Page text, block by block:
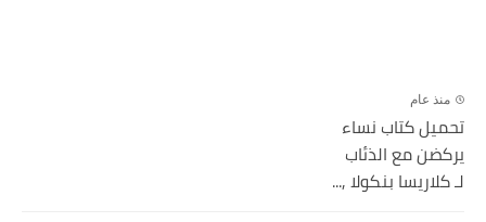
منذ عام
تحميل كتاب نساء
يركضن مع الذئاب
لـ كلاريسا بنكولا ,...